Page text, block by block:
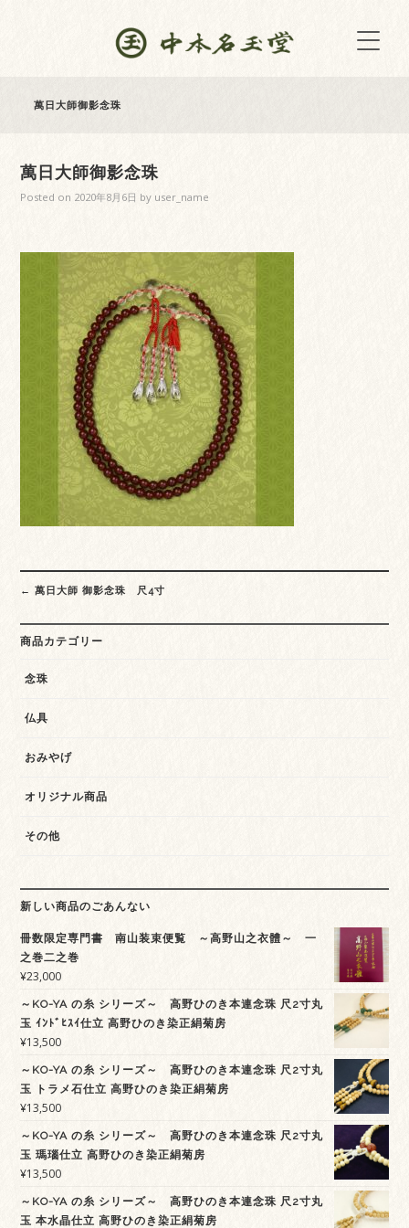
萬日大師御影念珠
萬日大師御影念珠
Posted on 2020年8月6日 by user_name
Post
navigation
← 萬日大師 御影念珠 尺4寸
商品カテゴリー
念珠
仏具
おみやげ
オリジナル商品
その他
新しい商品のごあんない
冊数限定専門書 南山装束便覧 ～高野山之衣體～ 一
之巻二之巻
¥23,000
～KO-YA の糸 シリーズ～ 高野ひのき本連念珠 尺2寸丸
玉 ｲﾝﾄﾞﾋｽｲ仕立 高野ひのき染正絹菊房
¥13,500
～KO-YA の糸 シリーズ～ 高野ひのき本連念珠 尺2寸丸
玉 トラメ石仕立 高野ひのき染正絹菊房
¥13,500
～KO-YA の糸 シリーズ～ 高野ひのき本連念珠 尺2寸丸
玉 瑪瑙仕立 高野ひのき染正絹菊房
¥13,500
～KO-YA の糸 シリーズ～ 高野ひのき本連念珠 尺2寸丸
玉 本水晶仕立 高野ひのき染正絹菊房